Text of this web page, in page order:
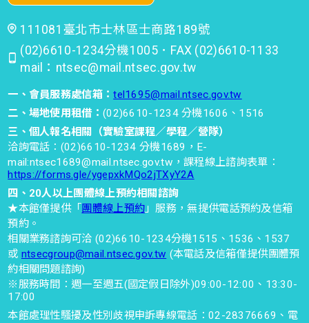
111081臺北市士林區士商路189號
(02)6610-1234分機1005．FAX (02)6610-1133
mail：ntsec@mail.ntsec.gov.tw
一、會員服務處信箱：tel1695@mail.ntsec.gov.tw
二、場地使用租借： (02)6610-1234 分機1606、1516
三、個人報名相關（實驗室課程／學程／營隊）
洽詢電話：(02)6610-1234 分機1689，E-
mail:ntsec1689@mail.ntsec.gov.tw，課程線上諮詢表單：
https://forms.gle/ygepxkMQo2jTXyY2A
四、20人以上團體線上預約相關諮詢
★本館僅提供「 團體線上預約 」服務，無提供電話預約及信箱
預約。
相關業務諮詢可洽 (02)6610-1234分機1515、1536、1537
或 ntsecgroup@mail.ntsec.gov.tw (本電話及信箱僅提供團體預
約相關問題諮詢)
※服務時間：週一至週五(國定假日除外)09:00-12:00、13:30-
17:00
本館處理性騷擾及性別歧視申訴專線電話：02-28376669、電